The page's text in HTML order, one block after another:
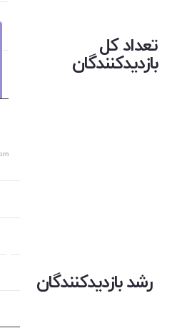
تعداد کل
بازدیدکنندگان
رشد بازدیدکنندگان